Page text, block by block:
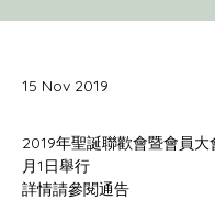
15 Nov 2019
2019年聖誕聯歡會暨會員大
詳情請參閱通告